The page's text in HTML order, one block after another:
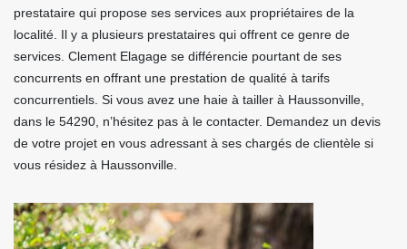
prestataire qui propose ses services aux propriétaires de la
localité. Il y a plusieurs prestataires qui offrent ce genre de
services. Clement Elagage se différencie pourtant de ses
concurrents en offrant une prestation de qualité à tarifs
concurrentiels. Si vous avez une haie à tailler à Haussonville,
dans le 54290, n’hésitez pas à le contacter. Demandez un devis
de votre projet en vous adressant à ses chargés de clientèle si
vous résidez à Haussonville.